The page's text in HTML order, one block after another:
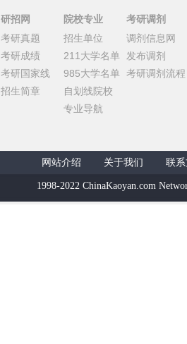
研招网
考研真题
考研成绩
考研国家线
招生简章
院校专业
招生单位
211大学名单
985大学名单
自划线院校
专业导航
考研调剂
调剂信息网
发布调剂
考研调剂流程
网站介绍 关于我们 联
1998-2022 ChinaKaoyan.com